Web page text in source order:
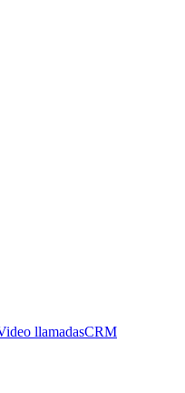
llamadasCRM